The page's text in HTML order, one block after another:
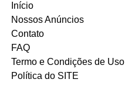
Início
Nossos Anúncios
Contato
FAQ
Termo e Condições de Uso
Política do SITE